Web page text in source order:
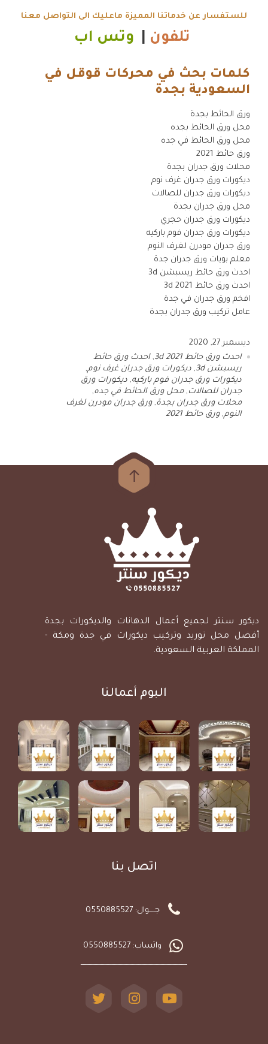
للستفسار عن خدماتنا المميزة ماعليك الى التواصل معنا
تلفون وتس اب
كلمات بحث في محركات قوقل في
السعودية بجدة
ورق الحائط بجدة
محل ورق الحائط بجده
محل ورق الحائط في جده
ورق حائط 2021
محلات ورق جدران بجدة
ديكورات ورق جدران غرف نوم
ديكورات ورق جدران للصالات
محل ورق جدران بجدة
ديكورات ورق جدران حجري
ديكورات ورق جدران فوم باركيه
ورق جدران مودرن لغرف النوم
معلم بويات ورق جدران جدة
احدث ورق حائط ريسبشن 3d
احدث ورق حائط 3d 2021
افخم ورق جدران في جدة
عامل تركيب ورق جدران بجدة
ديسمبر 27, 2020
احدث ورق حائط 3d 2021
,احدث ورق حائط
ريسبشن 3d
, ديكورات ورق جدران غرف نوم,
ديكورات ورق جدران فوم باركيه, ديكورات ورق
جدران للصالات ,محل ورق الحائط في جده,
محلات ورق جدران بجدة,ورق جدران مودرن لغرف
النوم,ورق حائط 2021
ديكور سنتر لجميع أعمال الدهانات والديكورات بجدة
أفضل محل توريد وتركيب ديكورات في جدة ومكة -
المملكة العربية السعودية.
البوم أعمالنا
اتصل بنا
جـــــوال: 0550885527
واتساب: 0550885527
ـــــــــــــــــــــــــــــــــــــــــــــــــــــــــــــــــــــــــــــــــــــــــ